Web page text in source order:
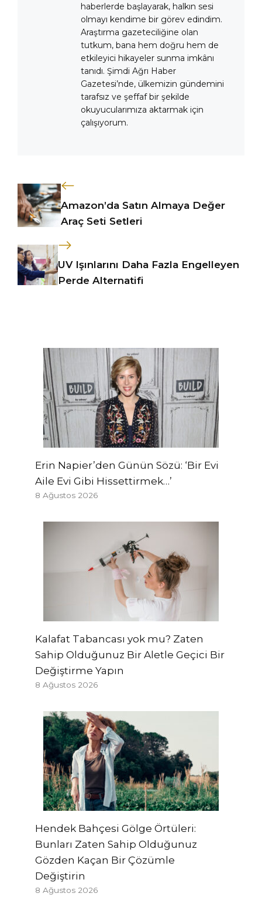
haberlerde başlayarak, halkın sesi
olmayı kendime bir görev edindim.
Araştırma gazeteciliğine olan
tutkum, bana hem doğru hem de
etkileyici hikayeler sunma imkânı
tanıdı. Şimdi Ağrı Haber
Gazetesi’nde, ülkemizin gündemini
tarafsız ve şeffaf bir şekilde
okuyucularımıza aktarmak için
çalışıyorum.
Amazon’da Satın Almaya Değer
Araç Seti Setleri
UV Işınlarını Daha Fazla Engelleyen
Perde Alternatifi
Erin Napier’den Günün Sözü: ‘Bir Evi
Aile Evi Gibi Hissettirmek…’
8 Ağustos 2026
Kalafat Tabancası yok mu? Zaten
Sahip Olduğunuz Bir Aletle Geçici Bir
Değiştirme Yapın
8 Ağustos 2026
Hendek Bahçesi Gölge Örtüleri:
Bunları Zaten Sahip Olduğunuz
Gözden Kaçan Bir Çözümle
Değiştirin
8 Ağustos 2026